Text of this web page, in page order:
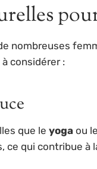
nombreuses
considérer :
que le yoga ou le
ce qui contribue